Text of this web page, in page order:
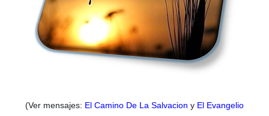
(Ver mensajes: El Camino De La Salvacion y El Evangelio